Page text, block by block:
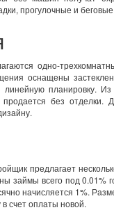
прогулочные и
одно-
оснащены
планировку.
продается без
предлагает
займы всего под 0.01%
начисляется 1%.
счет оплаты новой.